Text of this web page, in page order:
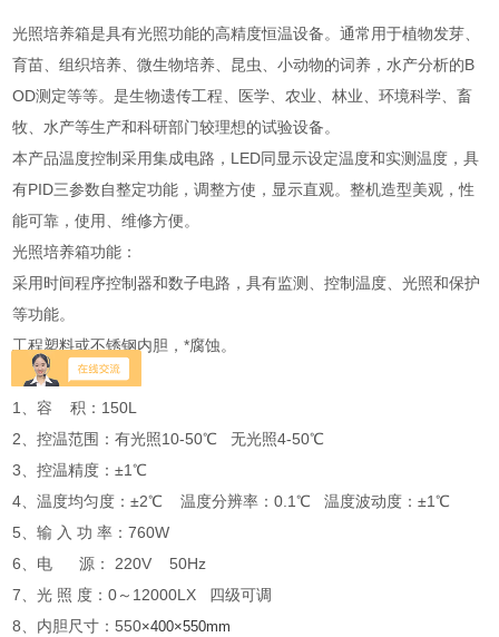
光照培养箱是具有光照功能的高精度恒温设备。通常用于植物发芽、
育苗、组织培养、微生物培养、昆虫、小动物的词养，水产分析的B
OD测定等等。是生物遗传工程、医学、农业、林业、环境科学、畜
牧、水产等生产和科研部门较理想的试验设备。
本产品温度控制采用集成电路，LED同显示设定温度和实测温度，具
有PID三参数自整定功能，调整方使，显示直观。整机造型美观，性
能可靠，使用、维修方便。
光照培养箱功能：
采用时间程序控制器和数子电路，具有监测、控制温度、光照和保护
等功能。
工程塑料或不锈钢内胆，*腐蚀。
技术指标：
1、容 积：150L
2、控温范围：有光照10-50℃ 无光照4-50℃
3、控温精度：±1℃
4、温度均匀度：±2℃ 温度分辨率：0.1℃ 温度波动度：±1℃
5、输 入 功 率：760W
6、电 源： 220V 50Hz
7、光 照 度：0～12000LX 四级可调
8、内胆尺寸：550×400×550mm